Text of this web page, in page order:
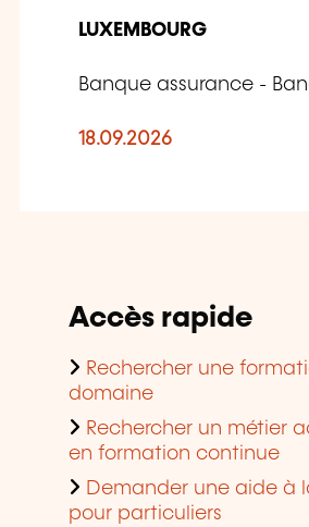
LUXEMBOURG
Banque assurance -
18.09.2026
Accès rapide
Rechercher une
domaine
Rechercher un métier
en formation continue
Demander une aide à
pour particuliers